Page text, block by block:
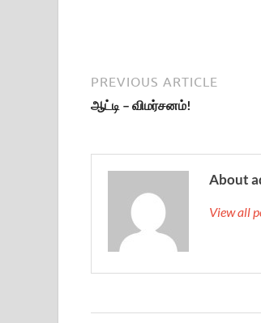
PREVIOUS ARTICLE
ஆட்டி – விமர்சனம்!
About
View all